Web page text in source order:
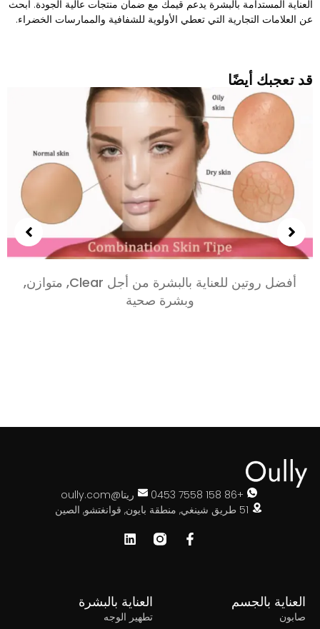
المستدامة بالبشرة يدعم قيمك مع ضمان منتجات عالية الجودة. ابحث
العلامات التجارية التي تعطي الأولوية للشفافية والممارسات الخضراء.
تعجبك أيضًا
أفضل روتين للعناية بالبشرة من أجل Clear, متوازن,
وبشرة صحية
+86 158 7558 0453
ريتا@oully.com
51 طريق شينغي, منطقة بايون, قوانغتشو, الصين
العناية بالجسم
صابون
العناية بالبشرة
تطهير الوجه